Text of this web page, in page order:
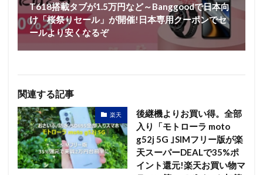
T618搭載タブが1.5万円など～Banggoodで日本向
け「桜祭りセール」が開催!日本専用クーポンでセ
ールより安くなるぞ
関連する記事
楽天
後継機よりお買い得。全部
入り「モトローラ moto
g52j 5G ｣SIMフリー版が楽
天スーパーDEALで35%ポ
イント還元!楽天お買い物マ